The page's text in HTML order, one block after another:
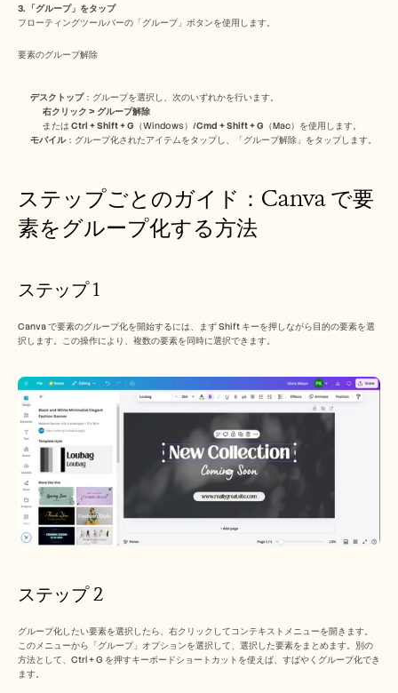
3. 「グループ」をタップ
フローティングツールバーの「グループ」ボタンを使用します。
要素のグループ解除
デスクトップ：グループを選択し、次のいずれかを行います。
右クリック > グループ解除
または Ctrl + Shift + G （Windows）/Cmd + Shift + G （Mac）を使用します。
モバイル：グループ化されたアイテムをタップし、「グループ解除」をタップします。
ステップごとのガイド：Canva で要
素をグループ化する方法
ステップ 1
Canva で要素のグループ化を開始するには、まず Shift キーを押しながら目的の要素を選
択します。この操作により、複数の要素を同時に選択できます。
ステップ 2
グループ化したい要素を選択したら、右クリックしてコンテキストメニューを開きます。
このメニューから「グループ」オプションを選択して、選択した要素をまとめます。別の
方法として、Ctrl + G を押すキーボードショートカットを使えば、すばやくグループ化でき
ます。